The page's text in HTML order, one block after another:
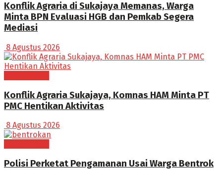
Konflik Agraria di Sukajaya Memanas, Warga
Minta BPN Evaluasi HGB dan Pemkab Segera
Mediasi
8 Agustus 2026
Konflik Agraria Sukajaya, Komnas HAM Minta PT
PMC Hentikan Aktivitas
8 Agustus 2026
Polisi Perketat Pengamanan Usai Warga Bentrok